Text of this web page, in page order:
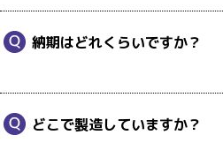
納期はどれくらいですか？
どこで製造していますか？